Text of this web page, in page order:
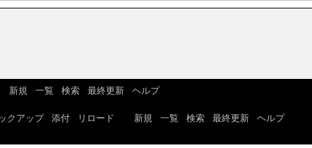
新規 一覧 検索| 最終更新| ヘルプ]
クアップ| 添付| リロード 新規 一覧 検索| 最終更新| ヘルプ]